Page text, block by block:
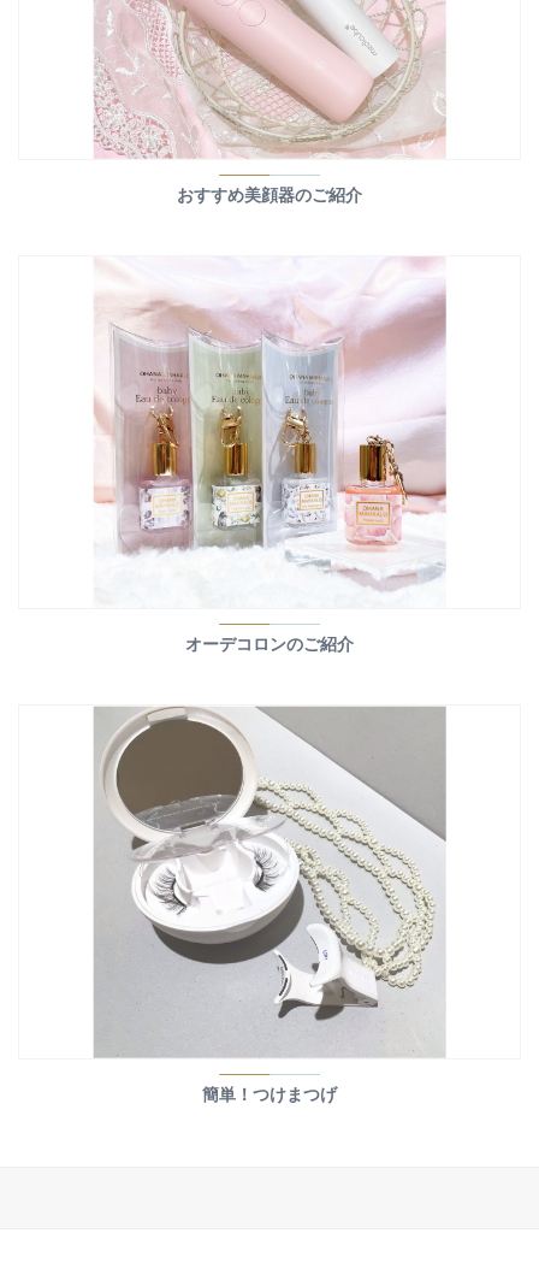
おすすめ美顔器のご紹介
オーデコロンのご紹介
簡単！つけまつげ